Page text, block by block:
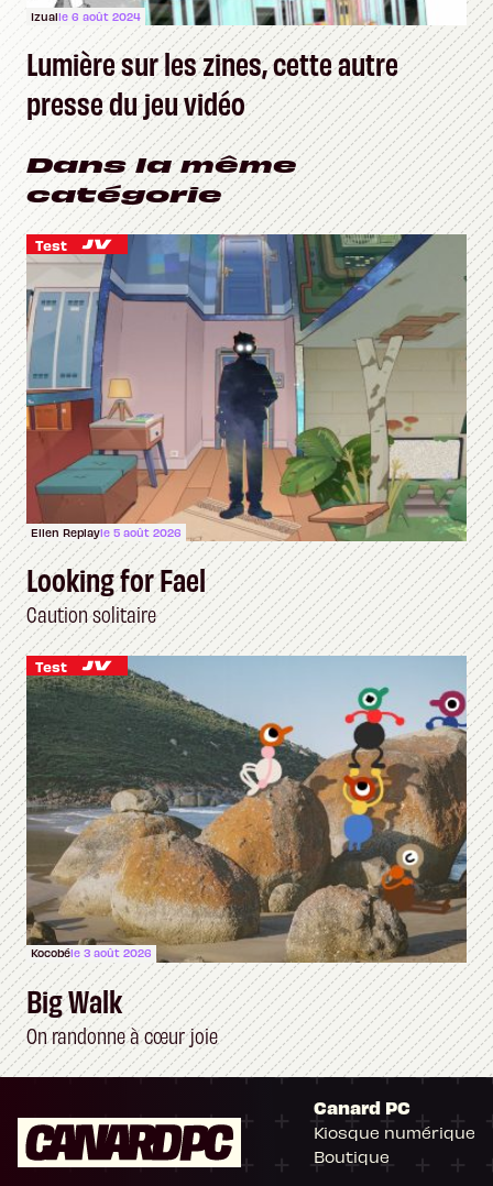
Izualle 6 août 2024
Lumière sur les zines, cette autre
presse du jeu vidéo
Dans la même
catégorie
Test
Ellen Replayle 5 août 2026
Looking for Fael
Caution solitaire
Test
Kocobéle 3 août 2026
Big Walk
On randonne à cœur joie
Canard PC
Kiosque numérique
Boutique